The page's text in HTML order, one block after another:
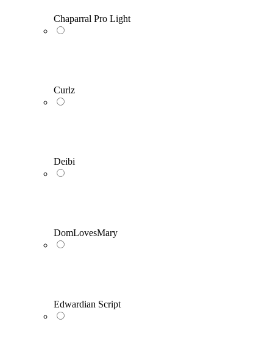
Chaparral Pro Light
Curlz
Deibi
DomLovesMary
Edwardian Script